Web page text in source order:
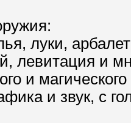
луки,
левитация и
и
и звук, с